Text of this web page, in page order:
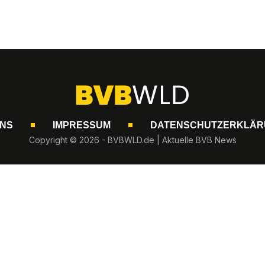
IMPRESSUM
Copyright © 2026 - BVBWLD.de | Aktuelle BVB News